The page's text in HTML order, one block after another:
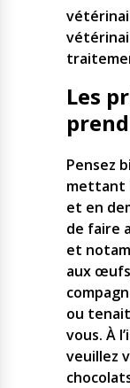
Les
Pensez
mettant
et en
de faire
et
aux
ou
vous. À
veuillez